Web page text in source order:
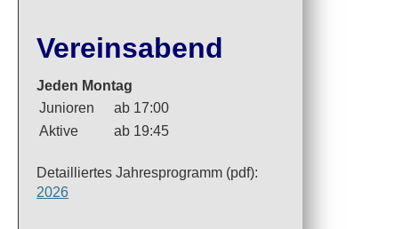
Vereinsabend
Jeden Montag
Junioren
ab 17:00
Aktive
ab 19:45
Detailliertes Jahresprogramm (pdf):
2026